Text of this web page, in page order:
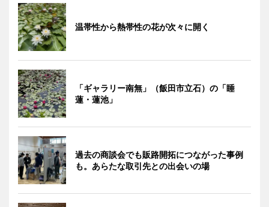
温帯性から熱帯性の花が次々に開く
「ギャラリー南無」（飯田市立石）の「睡
蓮・蓮池」
過去の商談会でも販路開拓につながった事例
も。あらたな取引先との出会いの場